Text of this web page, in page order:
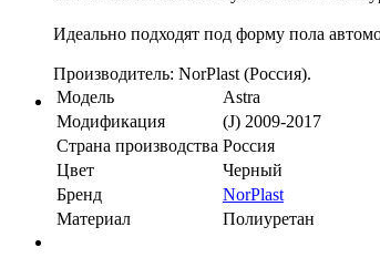
Идеально подходят под форму пола
Производитель: NorPlast (Россия).
Модель
Astra
Модификация
(J) 2009-2017
Страна производства Россия
Цвет
Черный
Бренд
NorPlast
Материал
Полиуретан